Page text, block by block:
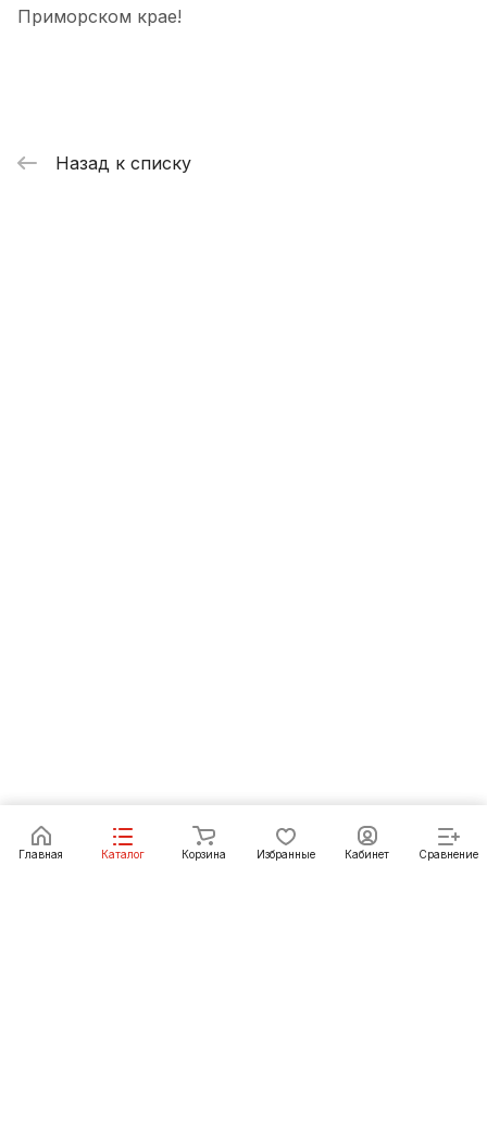
Под заказ
Приморском крае!
Назад к списку
Главная Каталог Корзина Избранные Кабинет Сравнение